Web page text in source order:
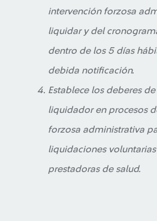
intervención forzosa
liquidar y del
dentro de los 5 días
debida notificación.
Establece los deberes de
liquidador en procesos
forzosa administrativa
liquidaciones
prestadoras de salud.